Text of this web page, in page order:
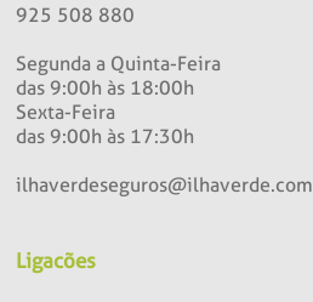
925 508 880
Segunda a Quinta-Feira
das 9:00h às 18:00h
Sexta-Feira
das 9:00h às 17:30h
ilhaverdeseguros@ilhaverde.com
Ligacões